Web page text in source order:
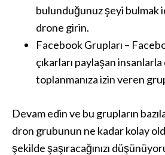
bulunduğunuz şeyi bulmak
drone girin.
Facebook Grupları –
çıkarları paylaşan
toplanmanıza izin veren
Devam edin ve bu grupların
dron grubunun ne kadar kolay
şekilde şaşıracağınızı